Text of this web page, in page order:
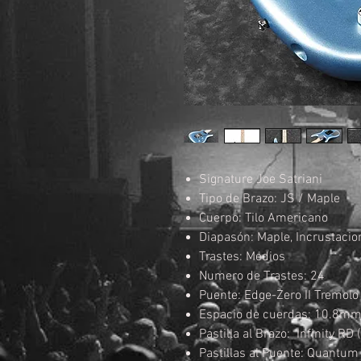
Signature Joe Satriani
Tipo de Brazo: JS / Maple
Cuerpo: Tilo Americano
Diapasón: Maple,
Trastes: Medios
Numero de Trastes: 24
Puente: Edge-Zero II Tremolo
Espacio de cuerdas: 10.8mm
Pastilla al Brazo: Infinity RD
Pastillas al Puente: